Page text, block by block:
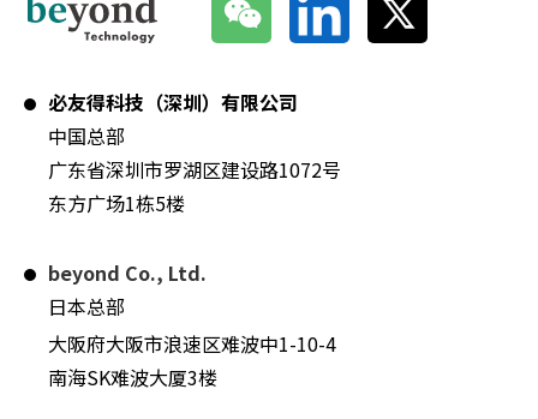
必友得科技（深圳）有限公司
中国总部
广东省深圳市罗湖区建设路1072号
东方广场1栋5楼
beyond Co., Ltd.
日本总部
大阪府大阪市浪速区难波中1-10-4
南海SK难波大厦3楼